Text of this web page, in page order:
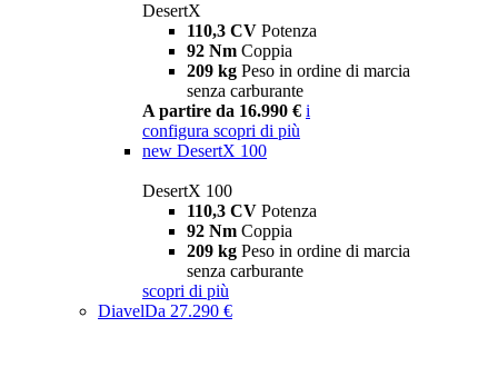
DesertX
110,3 CV Potenza
92 Nm Coppia
209 kg Peso in ordine di marcia
senza carburante
A partire da 16.990 € i
configura scopri di più
new DesertX 100
DesertX 100
110,3 CV Potenza
92 Nm Coppia
209 kg Peso in ordine di marcia
senza carburante
scopri di più
DiavelDa 27.290 €